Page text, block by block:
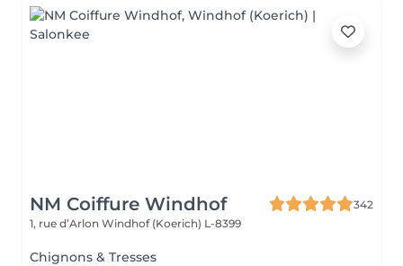
NM Coiffure Windhof
342
1, rue d’Arlon Windhof (Koerich) L-8399
Chignons & Tresses